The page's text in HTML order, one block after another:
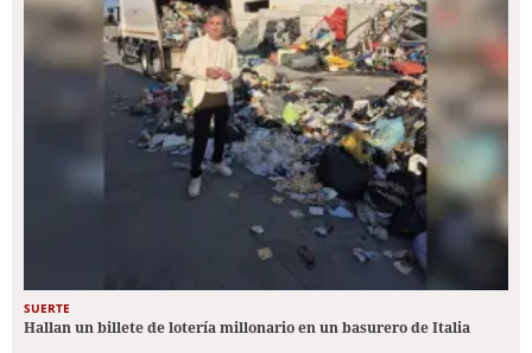
SUERTE
Hallan un billete de lotería millonario en un basurero de Italia